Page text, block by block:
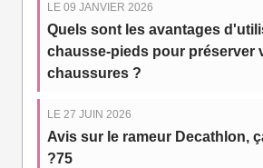
LE 09 JANVIER 2026
Quels sont les avantages
chausse-pieds pour préserver
chaussures ?
LE 27 JUIN 2026
Avis sur le rameur Decathlon,
?75